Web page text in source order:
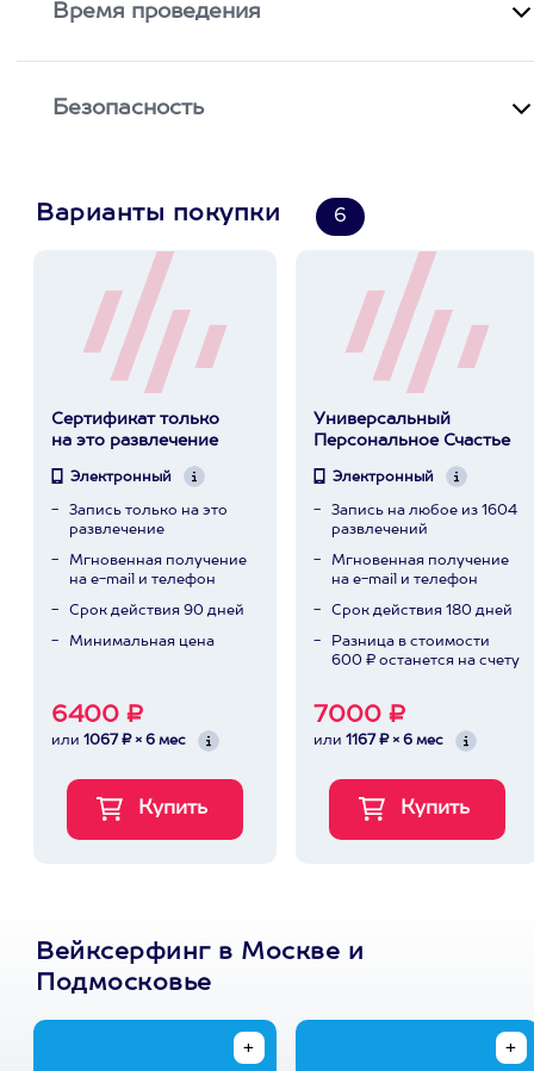
Время проведения
Безопасность
Варианты покупки 6
Сертификат только
на это развлечение
Электронный
Запись только на это
развлечение
Мгновенная получение
на e-mail и телефон
Срок действия 90 дней
Минимальная цена
6400 ₽
или 1067 ₽ × 6 мес
Универсальный
Персональное Счастье
Электронный
Запись на любое из 1604
развлечений
Мгновенная получение
на e-mail и телефон
Срок действия 180 дней
Разница в стоимости
600 ₽ останется на счету
7000 ₽
или 1167 ₽ × 6 мес
Вейксерфинг в Москве и
Подмосковье